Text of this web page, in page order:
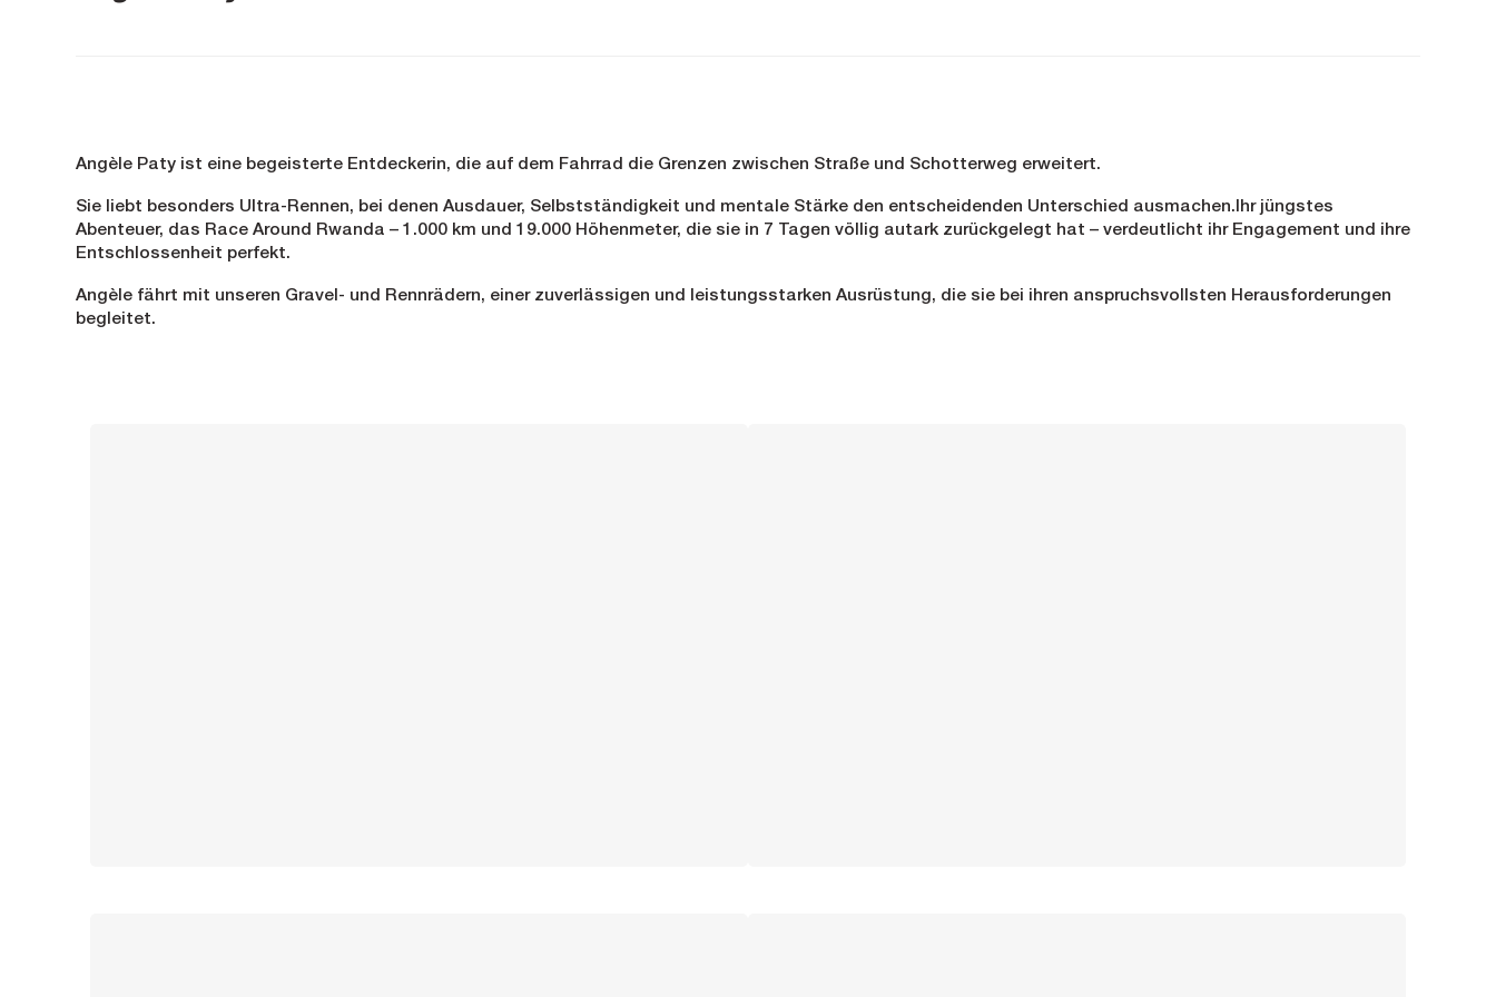
Angèle Paty ist eine begeisterte Entdeckerin, die auf dem Fahrrad die Grenzen zwischen Straße und Schotterweg erweitert.
Sie liebt besonders Ultra-Rennen, bei denen Ausdauer, Selbstständigkeit und mentale Stärke den entscheidenden Unterschied ausmachen.Ihr jüngstes
Abenteuer, das Race Around Rwanda – 1.000 km und 19.000 Höhenmeter, die sie in 7 Tagen völlig autark zurückgelegt hat – verdeutlicht ihr Engagement und ihre
Entschlossenheit perfekt.
Angèle fährt mit unseren Gravel- und Rennrädern, einer zuverlässigen und leistungsstarken Ausrüstung, die sie bei ihren anspruchsvollsten Herausforderungen
begleitet.